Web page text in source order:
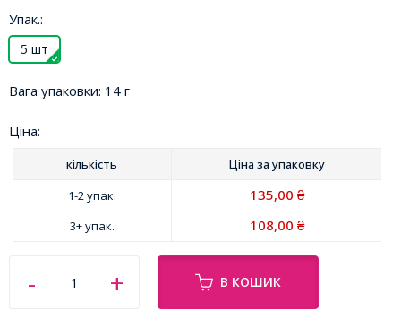
Упак.:
5 шт
Вага упаковки: 14 г
Ціна:
кількість Ціна заупаковку
1-2 упак.
135,00₴
3+ упак. 108,00₴
В КОШИК